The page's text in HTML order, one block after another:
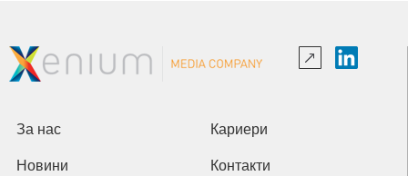
За нас Кариери
Новини Контакти